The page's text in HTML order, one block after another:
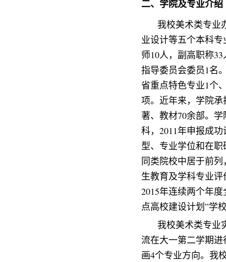
二、学院及专业介绍
我校美术类专业
业设计等五个本科专
师10人，副高职称33
指导委员会委员1名
省重点特色专业1个
项。近年来，学院
著、教材70余部。学
科， 2011年申报成功
型、专业学位和在
同类院校中居于前列
生教育及学科专业
2015年连续两个年度
点高校建设计划”学
我校美术类专业
流在大一第二学期进
画4个专业方向。我